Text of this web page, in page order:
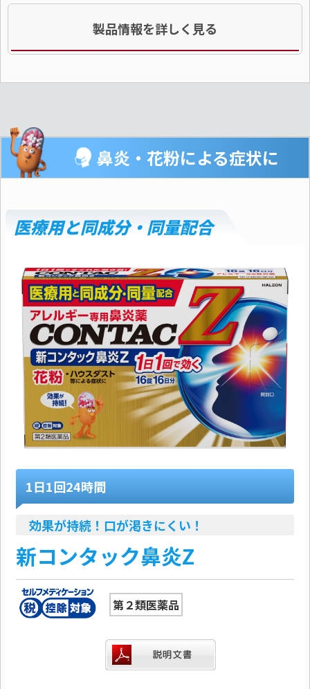
製品情報を詳しく見る
鼻炎・花粉による症状に
医療用と同成分・同量配合
1日1回24時間
効果が持続！口が渇きにくい！
新コンタック鼻炎Z
第２類医薬品